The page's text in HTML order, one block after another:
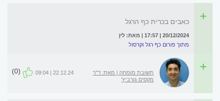
כאבים בכרית כף הרגל
20/12/2024 | 17:57 | מאת: לין
מתוך פורום כף רגל וקרסול
תשובת מומחה | מאת: ד"ר
מקסים גורביץ'
22.12.24 | 09:04
(0)